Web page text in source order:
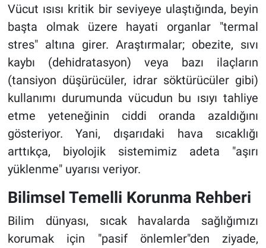
Vücut ısısı kritik bir seviyeye ulaştığında, beyin
başta olmak üzere hayati organlar "termal
stres" altına girer. Araştırmalar; obezite, sıvı
kaybı (dehidratasyon) veya bazı ilaçların
(tansiyon düşürücüler, idrar söktürücüler gibi)
kullanımı durumunda vücudun bu ısıyı tahliye
etme yeteneğinin ciddi oranda azaldığını
gösteriyor. Yani, dışarıdaki hava sıcaklığı
arttıkça, biyolojik sistemimiz adeta "aşırı
yüklenme" uyarısı veriyor.
Bilimsel Temelli Korunma Rehberi
Bilim dünyası, sıcak havalarda sağlığımızı
korumak için "pasif önlemler"den ziyade,